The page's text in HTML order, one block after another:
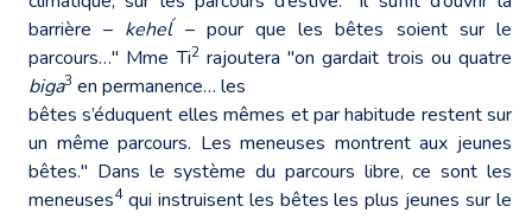
barrière – keheĺ– pour que les bêtes soient sur le
parcours…" Mme Ti2rajoutera "on gardait trois ou quatre
biga3 en permanence… les
bêtes s’éduquent elles mêmes et par habitude restent sur
un même parcours. Les meneuses montrent aux jeunes
bêtes." Dans le système du parcours libre, ce sont les
meneuses4qui instruisent les bêtes les plus jeunes sur le